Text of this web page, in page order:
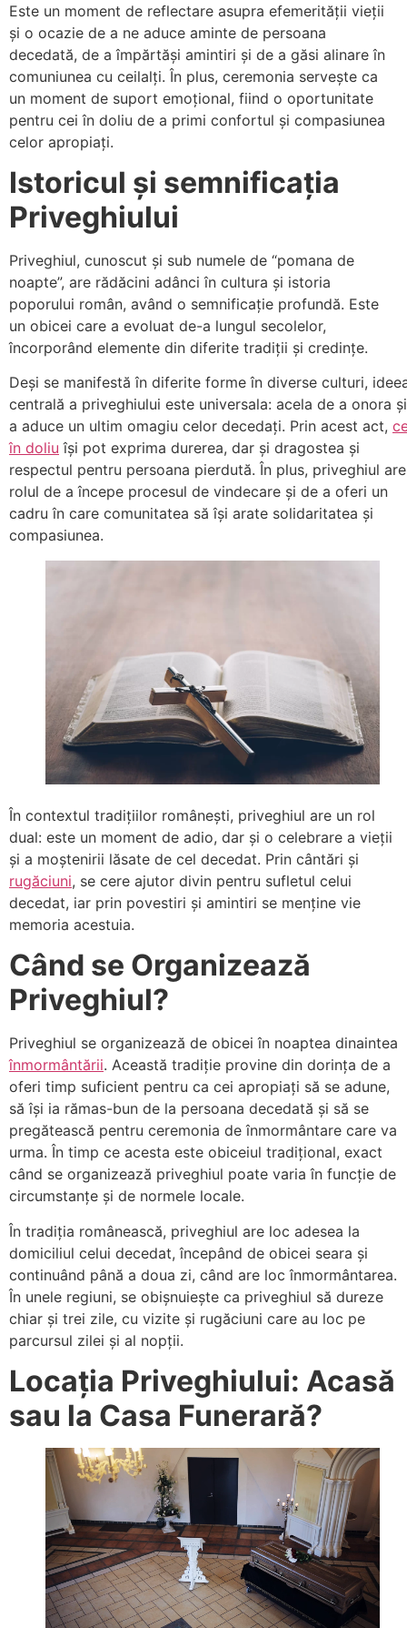
Este un moment de reflectare asupra efemerității vieții
și o ocazie de a ne aduce aminte de persoana
decedată, de a împărtăși amintiri și de a găsi alinare în
comuniunea cu ceilalți. În plus, ceremonia servește ca
un moment de suport emoțional, fiind o oportunitate
pentru cei în doliu de a primi confortul și compasiunea
celor apropiați.
Istoricul și semnificația
Priveghiului
Priveghiul, cunoscut și sub numele de “pomana de
noapte”, are rădăcini adânci în cultura și istoria
poporului român, având o semnificație profundă. Este
un obicei care a evoluat de-a lungul secolelor,
încorporând elemente din diferite tradiții și credințe.
Deși se manifestă în diferite forme în diverse culturi,
centrală a priveghiului este universala: acela de a onora și
a aduce un ultim omagiu celor decedați. Prin acest act,
în doliu își pot exprima durerea, dar și dragostea și
respectul pentru persoana pierdută. În plus, priveghiul are
rolul de a începe procesul de vindecare și de a oferi un
cadru în care comunitatea să își arate solidaritatea și
compasiunea.
În contextul tradițiilor românești, priveghiul are un rol
dual: este un moment de adio, dar și o celebrare a vieții
și a moștenirii lăsate de cel decedat. Prin cântări și
rugăciuni, se cere ajutor divin pentru sufletul celui
decedat, iar prin povestiri și amintiri se menține vie
memoria acestuia.
Când se Organizează
Priveghiul?
Priveghiul se organizează de obicei în noaptea dinaintea
înmormântării. Această tradiție provine din dorința de a
oferi timp suficient pentru ca cei apropiați să se adune,
să își ia rămas-bun de la persoana decedată și să se
pregătească pentru ceremonia de înmormântare care va
urma. În timp ce acesta este obiceiul tradițional, exact
când se organizează priveghiul poate varia în funcție de
circumstanțe și de normele locale.
În tradiția românească, priveghiul are loc adesea la
domiciliul celui decedat, începând de obicei seara și
continuând până a doua zi, când are loc înmormântarea.
În unele regiuni, se obișnuiește ca priveghiul să dureze
chiar și trei zile, cu vizite și rugăciuni care au loc pe
parcursul zilei și al nopții.
Locația Priveghiului: Acasă
sau la Casa Funerară?